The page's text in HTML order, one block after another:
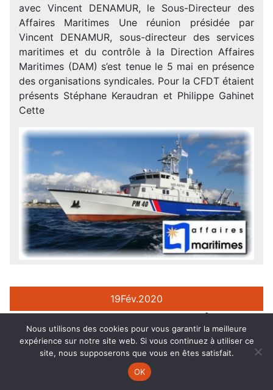
avec Vincent DENAMUR, le Sous-Directeur des
Affaires Maritimes Une réunion présidée par
Vincent DENAMUR, sous-directeur des services
maritimes et du contrôle à la Direction Affaires
Maritimes (DAM) s’est tenue le 5 mai en présence
des organisations syndicales. Pour la CFDT étaient
présents Stéphane Keraudran et Philippe Gahinet
Cette
19Fév.2020
DES OS AVEC LE DIRECTEUR DES
AFFAIRES MARITIMES (11-02-20)
Compte-rendu de la réunion (11-02-20) des OS
Nous utilisons des cookies pour vous garantir la meilleure
expérience sur notre site web. Si vous continuez à utiliser ce
site, nous supposerons que vous en êtes satisfait.
OK